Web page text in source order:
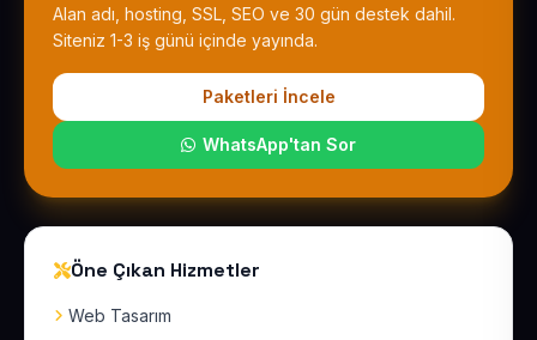
Alan adı, hosting, SSL, SEO ve 30 gün destek dahil.
Siteniz 1-3 iş günü içinde yayında.
Paketleri İncele
WhatsApp'tan Sor
Öne Çıkan Hizmetler
Web Tasarım